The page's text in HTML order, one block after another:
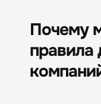
Почему
правила